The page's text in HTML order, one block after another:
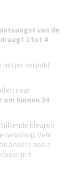
van de
2 tot 4
netjes verpakt
naar
binnen 24
kleuren
webshop. Vele
andere zoals
in 6